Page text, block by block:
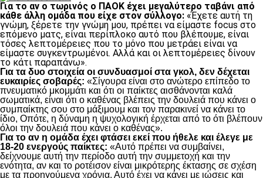
Για το αν ο τωρινός ο ΠΑΟΚ έχει μεγαλύτερο ταβάνι από
κάθε άλλη ομάδα που είχε στον σύλλογο: «Έχετε αυτή τη
γνώμη, ξέρετε την γνώμη μου, πρέπει να είμαστε focus στο
επόμενο ματς, είναι περίπλοκο αυτό που βλέπουμε, είναι
τόσες λεπτομέρειες που το μόνο που μετράει είναι να
είμαστε συγκεντρωμένοι. Αλλά και οι λεπτομέρειες δίνουν
το κάτι παραπάνω».
Για τα δυο στοιχεία οι συνδυασμοί στα γκολ, δεν δέχεται
ευκαιρίες σοβαρές: «Σίγουρα είναι στο ανώτερο επίπεδο το
πνευματικό μκομμάτι και ότι οι παίκτες αισθάνονται καλά
σωματικά, είναι ότι ο καθένας βλέπεις την δουλειά που κάνει ο
συμπαίκτης σου στο μάξιμουμ και τον παρακινεί να κάνει το
ίδιο, Οπότε, η δύναμη η ψυχολογική έρχεται από το ότι βλέπουν
όλοι την δουλειά που κάνει ο καθένας».
Για το αν η ομάδα έχει φτάσει εκεί που ήθελε και έλεγε με
18-20 ενεργούς παίκτες: «Αυτό πρέπει να συμβαίνει,
δείχνουμε αυτή την περίοδο αυτή την συμμετοχή και την
ενότητα, αν και το ροτέισον είναι μικρότερης έκτασης σε σχέση
με τα προηγούμενα χρόνια. Αυτό έχει να κάνει με ιώσεις και